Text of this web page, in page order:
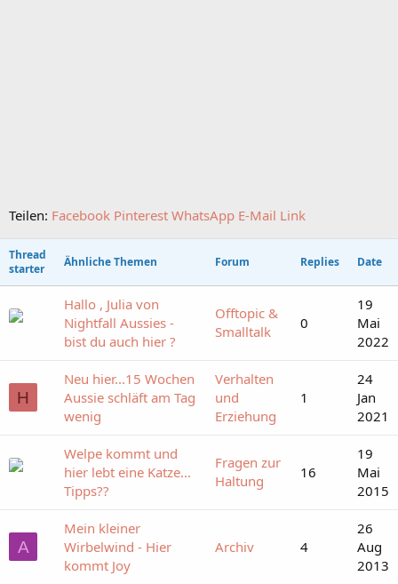
Teilen: Facebook Pinterest WhatsApp E-Mail Link
Thread
starter
Ähnliche Themen Forum Replies Date
Hallo , Julia von
Nightfall Aussies -
bist du auch hier ?
Offtopic &
Smalltalk
0
19
Mai
2022
H
Neu hier...15 Wochen
Aussie schläft am Tag
wenig
Verhalten
und
Erziehung
1
24
Jan
2021
Welpe kommt und
hier lebt eine Katze...
Tipps??
Fragen zur
Haltung
16
19
Mai
2015
A
Mein kleiner
Wirbelwind - Hier
kommt Joy
Archiv 4
26
Aug
2013